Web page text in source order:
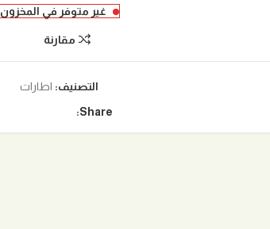
غير متوفر في المخزون
مقارنة
التصنيف: اطارات
Share: